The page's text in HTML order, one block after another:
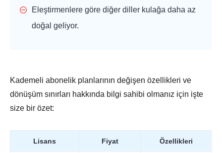
Eleştirmenlere göre diğer diller kulağa daha az
doğal geliyor.
Kademeli abonelik planlarının değişen özellikleri ve
dönüşüm sınırları hakkında bilgi sahibi olmanız için işte
size bir özet:
Lisans Fiyat Özellikleri